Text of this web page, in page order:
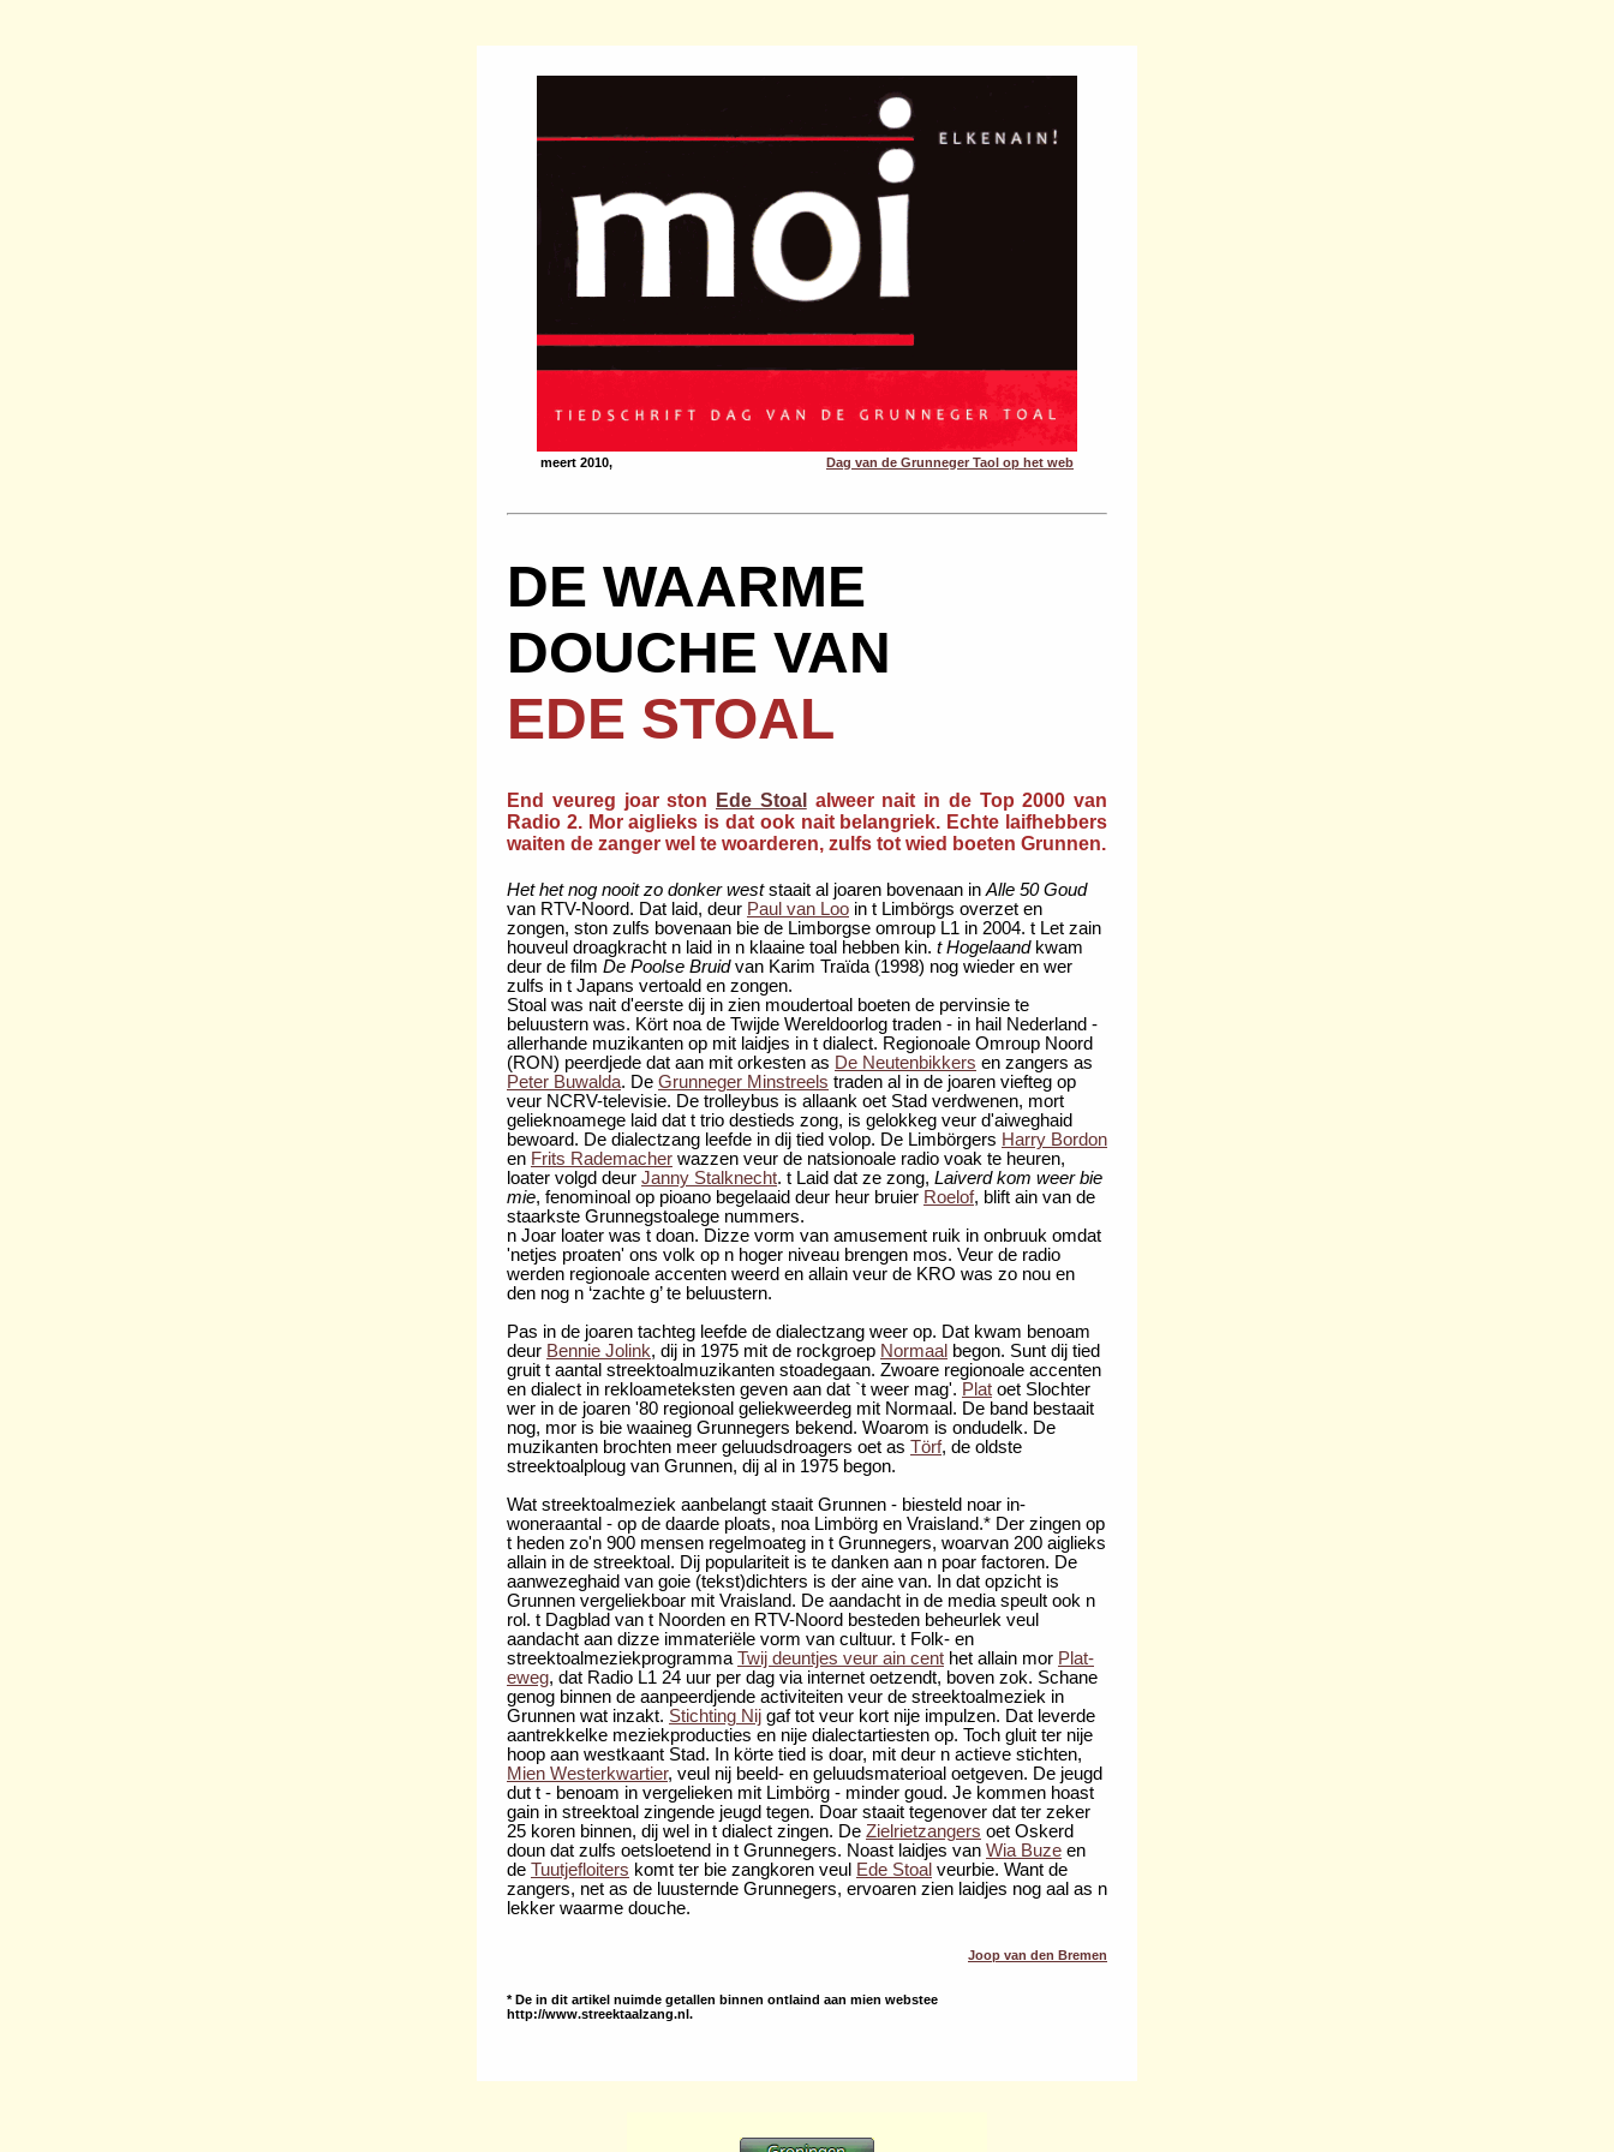
meert 2010, Dag van de Grunneger Taol op het web
DE WAARME
DOUCHE VAN
EDE STOAL
End veureg joar ston Ede Stoal
alweer nait in de Top 2000 van
Radio 2. Mor aiglieks is dat ook nait belangriek. Echte laifhebbers
waiten de zanger wel te woarderen, zulfs tot wied boeten Grunnen.
Het het nog nooit zo donker weststaait al joaren bovenaan inAlle 50 Goud
van RTV-Noord. Dat laid, deur Paul van Loo in t Limbörgs overzet en
zongen, ston zulfs bovenaan bie de Limborgse omroup L1 in 2004. t Let zain
houveul droagkracht n laid in n klaaine toal hebben kin. t Hogelaandkwam
deur de film De Poolse Bruidvan Karim Traïda (1998) nog wieder en wer
zulfs in t Japans vertoald en zongen.
Stoal was nait d'eerste dij in zien moudertoal boeten de pervinsie te
beluustern was. Kört noa de Twijde Wereldoorlog traden - in hail Nederland -
allerhande muzikanten op mit laidjes in t dialect. Regionoale Omroup Noord
(RON) peerdjede dat aan mit orkesten as De Neutenbikkers en zangers as
Peter Buwalda. De Grunneger Minstreels traden al in de joaren viefteg op
veur NCRV-televisie. De trolleybus is allaank oet Stad verdwenen, mort
gelieknoamege laid dat t trio destieds zong, is gelokkeg veur d'aiweghaid
bewoard. De dialectzang leefde in dij tied volop. De Limbörgers Harry Bordon
en Frits Rademacher wazzen veur de natsionoale radio voak te heuren,
loater volgd deur Janny Stalknecht. t Laid dat ze zong, Laiverd kom weer bie
mie, fenominoal op pioano begelaaid deur heur bruier Roelof, blift ain van de
staarkste Grunnegstoalege nummers.
n Joar loater was t doan. Dizze vorm van amusement ruik in onbruuk omdat
'netjes proaten' ons volk op n hoger niveau brengen mos. Veur de radio
werden regionoale accenten weerd en allain veur de KRO was zo nou en
den nog n ‘zachte g’ te beluustern.
Pas in de joaren tachteg leefde de dialectzang weer op. Dat kwam benoam
deur Bennie Jolink, dij in 1975 mit de rockgroep Normaal begon. Sunt dij tied
gruit t aantal streektoalmuzikanten stoadegaan. Zwoare regionoale accenten
en dialect in rekloameteksten geven aan dat `t weer mag'. Plat oet Slochter
wer in de joaren '80 regionoal geliekweerdeg mit Normaal. De band bestaait
nog, mor is bie waaineg Grunnegers bekend. Woarom is ondudelk. De
muzikanten brochten meer geluudsdroagers oet as Törf, de oldste
streektoalploug van Grunnen, dij al in 1975 begon.
Wat streektoalmeziek aanbelangt staait Grunnen - biesteld noar in­
woneraantal - op de daarde ploats, noa Limbörg en Vraisland.* Der zingen op
t heden zo'n 900 mensen regelmoateg in t Grunnegers, woarvan 200 aiglieks
allain in de streektoal. Dij populariteit is te danken aan n poar factoren. De
aanwezeghaid van goie (tekst)dichters is der aine van. In dat opzicht is
Grunnen vergeliekboar mit Vraisland. De aandacht in de media speult ook n
rol. t Dagblad van t Noorden en RTV-Noord besteden beheurlek veul
aandacht aan dizze immateriële vorm van cultuur. t Folk- en
streektoalmeziekprogrammaTwij deuntjes veur ain cent het allain mor Plat-
eweg, dat Radio L1 24 uur per dag via internet oetzendt, boven zok. Schane
genog binnen de aanpeerdjende activiteiten veur de streektoalmeziek in
Grunnen wat inzakt. Stichting Nij gaf tot veur kort nije impulzen. Dat leverde
aantrekkelke meziekproducties en nije dialectartiesten op. Toch gluit ter nije
hoop aan westkaant Stad. In körte tied is doar, mit deur n actieve stichten,
Mien Westerkwartier, veul nij beeld- en geluudsmaterioal oetgeven. De jeugd
dut t - benoam in vergelieken mit Limbörg - minder goud. Je kommen hoast
gain in streektoal zingende jeugd tegen. Doar staait tegenover dat ter zeker
25 koren binnen, dij wel in t dialect zingen. De Zielrietzangers oet Oskerd
doun dat zulfs oetsloetend in t Grunnegers. Noast laidjes van Wia Buze en
de Tuutjefloiters komt ter bie zangkoren veul Ede Stoal veurbie. Want de
zangers, net as de luusternde Grunnegers, ervoaren zien laidjes nog aal as n
lekker waarme douche.
Joop van den Bremen
* De in dit artikel nuimde getallen binnen ontlaind aan mien webstee
http://www.streektaalzang.nl.